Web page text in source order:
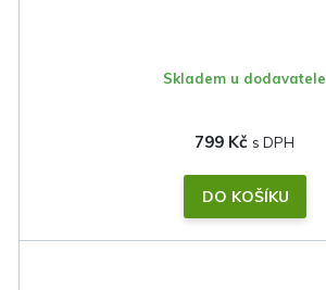
Skladem u dodavatele
799 Kč
DO KOŠÍKU